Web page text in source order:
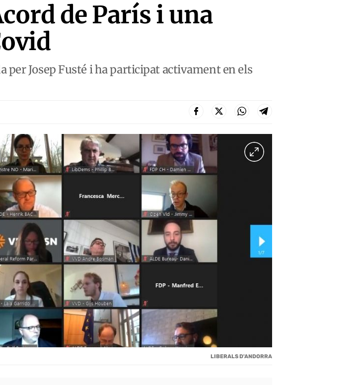
de París i una
Josep Fusté i ha participat activament en els
LIBERALS D'ANDORRA